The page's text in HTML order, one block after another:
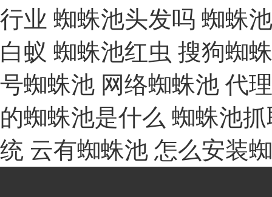
行业 蜘蛛池头发吗 蜘蛛
白蚁 蜘蛛池红虫 搜狗蜘
号蜘蛛池 网络蜘蛛池 代
的蜘蛛池是什么 蜘蛛池抓
统 云有蜘蛛池 怎么安装